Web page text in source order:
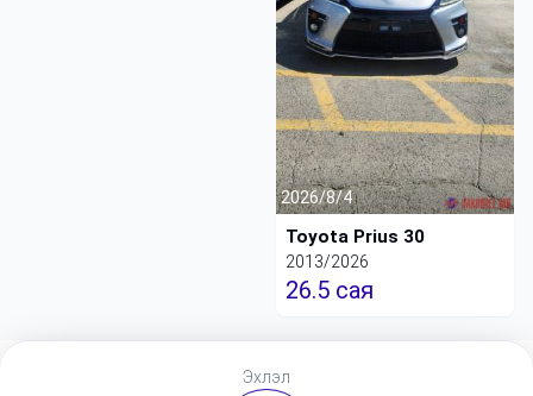
Эхлэл
2026/8/4
Toyota Prius 30
2013/2026
26.5 сая